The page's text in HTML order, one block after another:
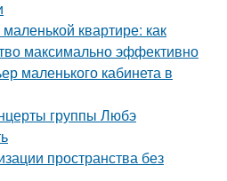
квартире: как
максимально эффективно
маленького кабинета в
группы Любэ
пространства без